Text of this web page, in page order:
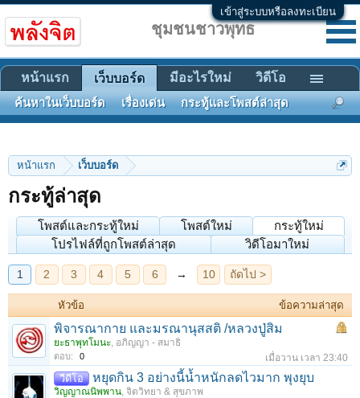
เข้าสู่ระบบหรือลงทะเบียน
หน้าแรก เว็บบอร์ด
กระทู้ล่าสุด
โพสต์และกระทู้ใหม่ โพสต์ใหม่
กระทู้ใหม่
โปรไฟล์ที่ถูกโพสต์ล่าสุด
วิดีโอมาใหม่
1 2 3 4 5
หัวข้อ ข้อความล่าสุด
พิจารณากาย และมรณานุสสติ /หลวงปู่สิม
ยะธาพุทโมนะ, อภิญญา - สมาธิ
ตอบ: 0 เมื่อวาน เวลา 23:40
วีดีโอ หยุดกิน 3 อย่างนี้น้ำหนักลดไวมาก พุงยุบ
วิญญาณนิพพาน, จิตวิทยา & สุขภาพ
ชุมชนชาวพุทธ
หน้าแรก เว็บบอร์ด
ค้นหาในเว็บบอร์ด เรื่องเด่น กระทู้และโพสต์ล่าสุด
มีอะไรใหม่ วิดีโอ